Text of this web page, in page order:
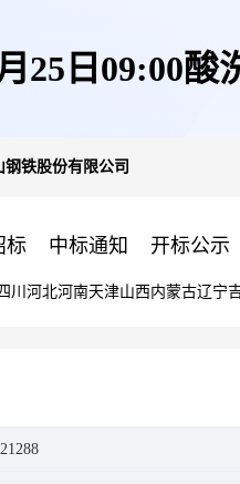
25日09:00酸
钢铁股份有限公司
标 中标通知 开标公示
川 河北河南天津山西内蒙古辽宁